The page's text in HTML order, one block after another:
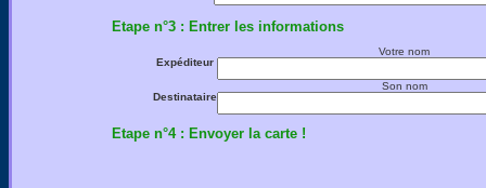
Etape n°3 : Entrer les informations
Expéditeur
Votre nom
Destinataire
Son nom
Etape n°4 : Envoyer la carte !